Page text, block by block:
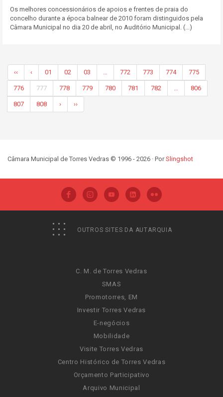
Os melhores concessionários de apoios e frentes de praia do
concelho durante a época balnear de 2010 foram distinguidos pela
Câmara Municipal no dia 20 de abril, no Auditório Municipal. (...)
‹‹ ‹ 01 02 03 772 773 774 775
776 777 778 779 780 781 782 806
807 808 › ››
Câmara Municipal de Torres Vedras © 1996 - 2026 · PorSlingshot
OUTROS SITES DA AUTARQUIA
C. M. de Torres Vedras
SMAS
Promotorres, EM
Investir Torres Vedras
E-negócios
Mobilidade
Visite Torres Vedras
Centro Histórico de Torres Vedras
Orçamento Participativo
Arquivo Municipal